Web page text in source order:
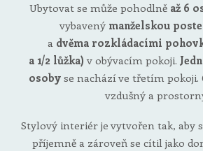
Ubytovat se může pohodlně až 6
vybavený manželskou
a dvěma rozkládacími
a 1/2 lůžka) v obývacím pokoji.
osoby se nachází ve třetím pokoji.
vzdušný a
Stylový interiér je vytvořen tak, aby
příjemně a zároveň se cítil jako